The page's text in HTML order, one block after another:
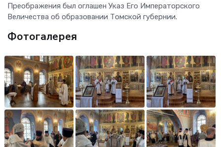
Преображения был оглашен Указ Его Императорского
Величества об образовании Томской губернии.
Фотогалерея